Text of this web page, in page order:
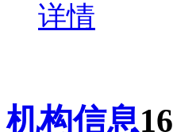
详情
机构信息16